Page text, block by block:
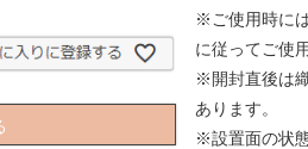
※ご使用時に
に従ってご使
※開封直後は
あります。
※設置面の状